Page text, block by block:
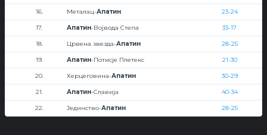
16. Металац-Апатин 23-24
17. Апатин-Војвода Степа 33-17
18. Црвена звезда-Апатин 28-25
19. Апатин-Потисје Плетекс 21-30
20. Херцеговина-Апатин 30-29
21. Апатин-Славија 40-34
22. Јединство-Апатин 28-25